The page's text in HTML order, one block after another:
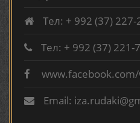
КИРОМИ БУХОРӢ ШОИРИ
ТАҶАССУМИ ҲАСБИ ҲОЛ
БУХОРОӢ
Тел: + 992 (37) 227-
Тел: + 992 (37) 221-
Email: